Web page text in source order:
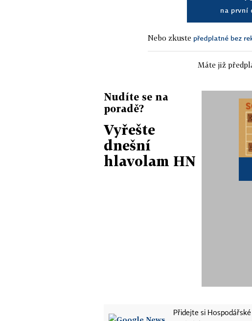
na první
Nebo zkuste předplatné bez
Máte již
Nudíte se na
poradě?
Vyřešte
dnešní
hlavolam HN
Přidejte si